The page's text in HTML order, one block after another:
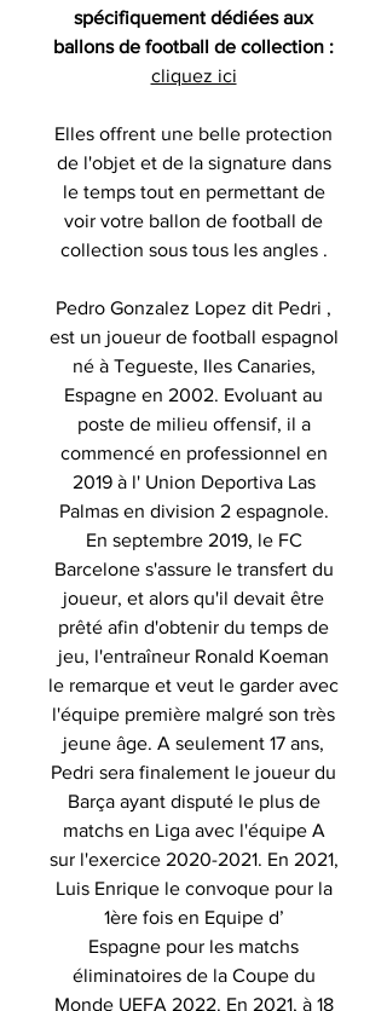
spécifiquement dédiées aux
ballons de football de collection :
cliquez ici
Elles offrent une belle protection
de l'objet et de la signature dans
le temps tout en permettant de
voir votre ballon de football de
collection sous tous les angles .
Pedro Gonzalez Lopez dit Pedri ,
est un joueur de football espagnol
né à Tegueste, Iles Canaries,
Espagne en 2002. Evoluant au
poste de milieu offensif, il a
commencé en professionnel en
2019 à l' Union Deportiva Las
Palmas en division 2 espagnole.
En septembre 2019, le FC
Barcelone s'assure le transfert du
joueur, et alors qu'il devait être
prêté afin d'obtenir du temps de
jeu, l'entraîneur Ronald Koeman
le remarque et veut le garder avec
l'équipe première malgré son très
jeune âge. A seulement 17 ans,
Pedri sera finalement le joueur du
Barça ayant disputé le plus de
matchs en Liga avec l'équipe A
sur l'exercice 2020-2021. En 2021,
Luis Enrique le convoque pour la
1ère fois en Equipe d’
Espagne pour les matchs
éliminatoires de la Coupe du
Monde UEFA 2022. En 2021, à 18